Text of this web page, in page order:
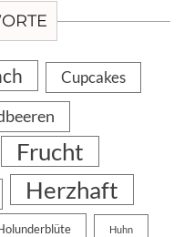
Cupcakes
Frucht
Herzhaft
Huhn